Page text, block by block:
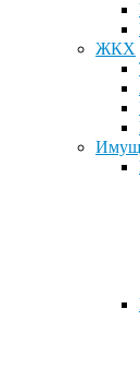
ЖКХ